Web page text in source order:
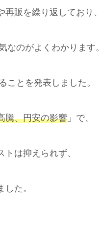
販を繰り返しており、
なのがよくわかります。
ことを発表しました。
騰、円安の影響 」で、
は抑えられず、
た。